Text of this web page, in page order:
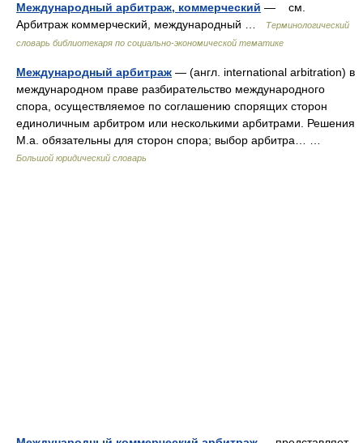
Международный арбитраж, коммерческий — см.
Арбитраж коммерческий, международный …
Терминологический
словарь библиотекаря по социально-экономической тематике
Международный арбитраж — (англ. international arbitration) в
международном праве разбирательство международного
спора, осуществляемое по соглашению спорящих сторон
единоличным арбитром или несколькими арбитрами. Решения
М.а. обязательны для сторон спора; выбор арбитра… …
Большой юридический словарь